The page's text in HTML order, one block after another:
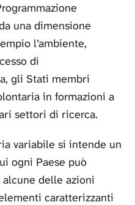
una dimensione
l’ambiente,
di
gli Stati membri
in formazioni a
settori di ricerca.
variabile si intende un
ogni Paese può
delle azioni
caratterizzanti